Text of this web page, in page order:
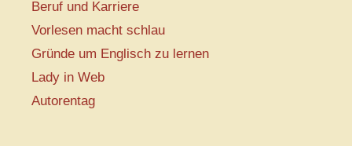
Beruf und Karriere
Vorlesen macht schlau
Gründe um Englisch zu lernen
Lady in Web
Autorentag